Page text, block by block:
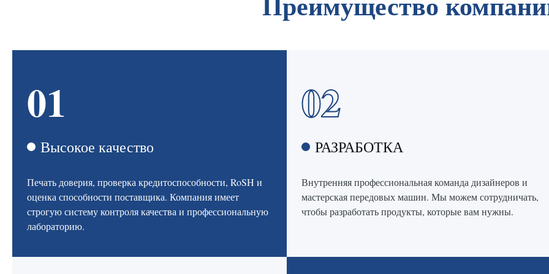
01
Высокое качество
Печать доверия, проверка кредитоспособности, RoSH и
оценка способности поставщика. Компания имеет
строгую систему контроля качества и профессиональную
лабораторию.
02
РАЗРАБОТКА
Внутренняя профессиональная команда дизайнеров и
мастерская передовых машин. Мы можем сотрудничать,
чтобы разработать продукты, которые вам нужны.